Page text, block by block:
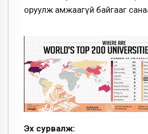
оруулж амжаагүй байгааг
Эх сурвалж: